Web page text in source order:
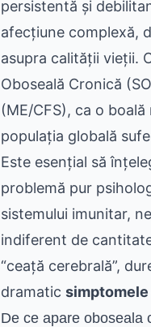
persistentă și
afecțiune complexă,
asupra calității vieții.
Oboseală Cronică
(ME/CFS), ca o
populația globală
Este esențial să
problemă pur
sistemului imunitar,
indiferent de
“ceață cerebrală”,
dramatic
De ce apare oboseala